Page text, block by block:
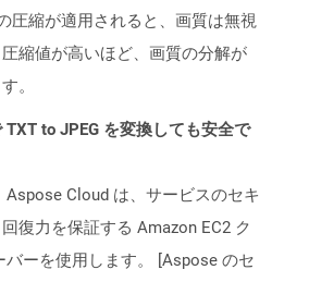
圧縮が適用されると、画質は無視
縮値が高いほど、画質の分解が
。
TXT to JPEG を変換しても安全で
Aspose Cloud は、サービスのセキ
復力を保証する Amazon EC2 ク
バーを使用します。 [Aspose のセ